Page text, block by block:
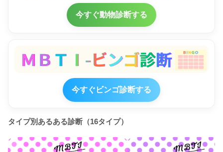
今すぐ動物診断する
今すぐビンゴ診断する
タイプ別あるある診断（16タイプ）